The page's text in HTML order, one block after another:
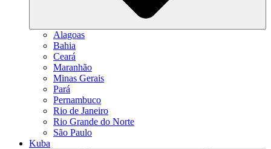
Alagoas
Bahia
Ceará
Maranhão
Minas Gerais
Pará
Pernambuco
Rio de Janeiro
Rio Grande do Norte
São Paulo
Kuba